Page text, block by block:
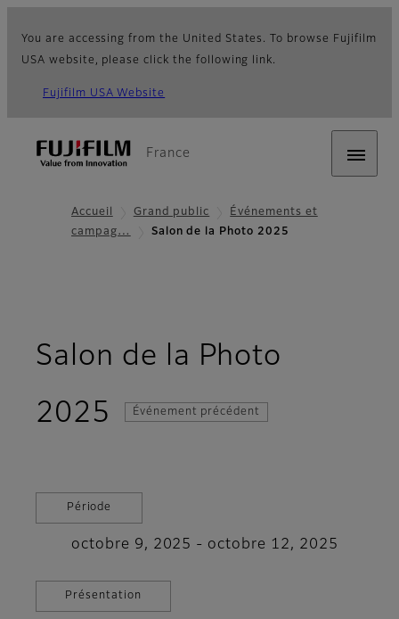
You are accessing from the United States. To browse Fujifilm
USA website, please click the following link.
Fujifilm USA Website
France
Accueil Grand public
Événements et
campag…
Salon de la Photo 2025
Salon de la Photo
2025
Événement précédent
Période
octobre 9, 2025 - octobre 12, 2025
Présentation